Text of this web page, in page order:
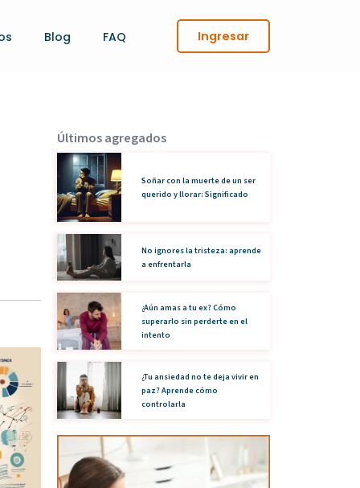
Blog FAQ Ingresar
Últimos agregados
Soñar con la muerte de un ser
querido y llorar: Significado
No ignores la tristeza: aprende
a enfrentarla
¿Aún amas a tu ex? Cómo
superarlo sin perderte en el
intento
¿Tu ansiedad no te deja vivir en
paz? Aprende cómo
controlarla